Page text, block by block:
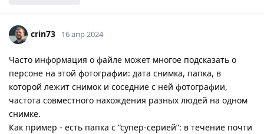
crin73 16 апр 2024
Часто информация о файле может многое подсказать о
персоне на этой фотографии: дата снимка, папка, в
которой лежит снимок и соседние с ней фотографии,
частота совместного нахождения разных людей на одном
снимке.
Как пример - есть папка с “супер-серией”: в течение почти